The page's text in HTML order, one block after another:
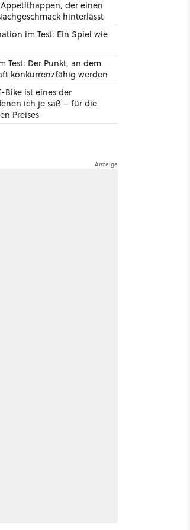
der einen
hinterlässt
im Test: Ein Spiel wie
Test: Der Punkt, an dem
konkurrenzfähig werden
Bike ist eines der
ich je saß – für die
Preises